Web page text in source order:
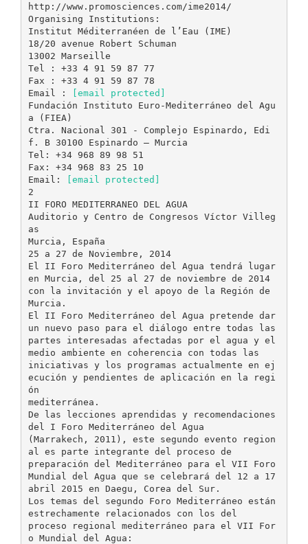
http://www.promosciences.com/ime2014/
Organising Institutions:
Institut Méditerranéen de l’Eau (IME)
18/20 avenue Robert Schuman
13002 Marseille
Tel : +33 4 91 59 87 77
Fax : +33 4 91 59 87 78
Email :
[email protected]
Fundación Instituto Euro-Mediterráneo del Agu
a (FIEA)
Ctra. Nacional 301 - Complejo Espinardo, Edi
f. B 30100 Espinardo – Murcia
Tel: +34 968 89 98 51
Fax: +34 968 83 25 10
Email:
[email protected]
2
II FORO MEDITERRANEO DEL AGUA
Auditorio y Centro de Congresos Víctor Villeg
as
Murcia, España
25 a 27 de Noviembre, 2014
El II Foro Mediterráneo del Agua tendrá lugar
en Murcia, del 25 al 27 de noviembre de 2014
con la invitación y el apoyo de la Región de
Murcia.
El II Foro Mediterráneo del Agua pretende dar
un nuevo paso para el diálogo entre todas las
partes interesadas afectadas por el agua y el
medio ambiente en coherencia con todas las
iniciativas y los programas actualmente en ej
ecución y pendientes de aplicación en la regi
ón
mediterránea.
De las lecciones aprendidas y recomendaciones
del I Foro Mediterráneo del Agua
(Marrakech, 2011), este segundo evento region
al es parte integrante del proceso de
preparación del Mediterráneo para el VII Foro
Mundial del Agua que se celebrará del 12 a 17
abril 2015 en Daegu, Corea del Sur.
Los temas del segundo Foro Mediterráneo están
estrechamente relacionados con los del
proceso regional mediterráneo para el VII For
o Mundial del Agua: